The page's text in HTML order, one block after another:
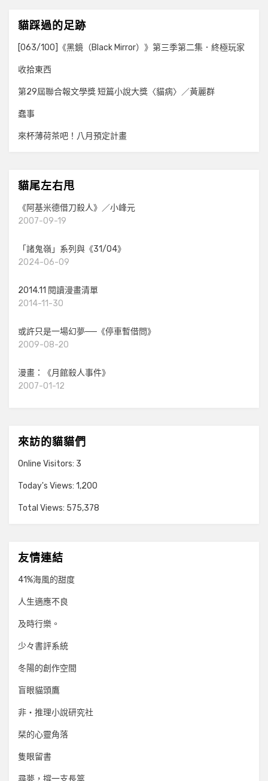
貓踩過的足跡
[063/100]《黑鏡（Black Mirror）》第三季第二集．終極玩家
收拾東西
第29屆聯合報文學獎 短篇小說大獎〈貓病〉／黃麗群
蠢事
來杯薄荷茶吧！八月預定計畫
貓尾左右甩
《阿基米德借刀殺人》／小峰元
2007-09-19
「諸鬼嶺」系列與《31/04》
2024-06-09
2014.11 閱讀漫畫清單
2014-11-30
或許只是一場幻夢──《停車暫借問》
2009-08-20
漫畫：《月館殺人事件》
2007-01-12
來訪的貓貓們
Online Visitors: 3
Today's Views: 1,200
Total Views: 575,378
友情連結
41%海風的甜度
人生適應不良
及時行樂。
少々書評系統
冬陽的創作空間
盲眼貓頭鷹
非‧推理小說研究社
栞的心靈角落
隻眼留書
尋夢，撐一支長篙